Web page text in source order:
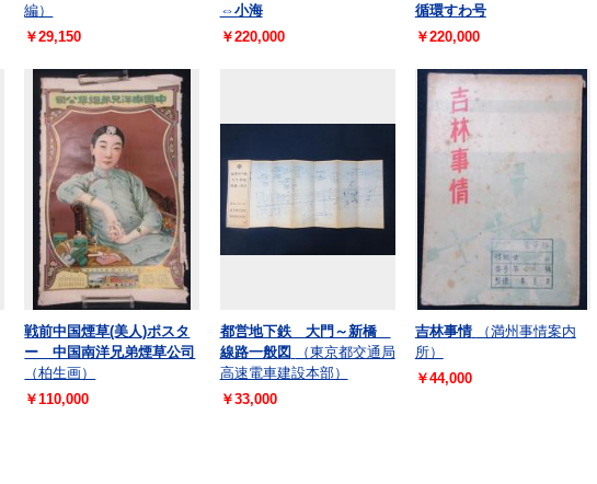
編）
￥29,150
⇔小海
￥220,000
循環すわ号
￥220,000
戦前中国煙草(美人)ポスタ
ー 中国南洋兄弟煙草公司
（柏生画）
￥110,000
都営地下鉄 大門～新橋
線路一般図
（東京都交通局
高速電車建設本部）
￥33,000
吉林事情
（満州事情案内
所）
￥44,000